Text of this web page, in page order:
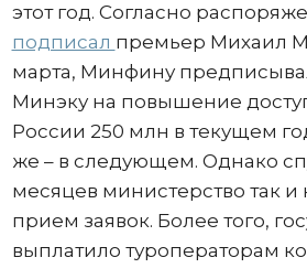
этот год. Согласно
подписал премьер Михаил
марта, Минфину
Минэку на повышение
России 250 млн в текущем
же – в следующем. Однако
месяцев министерство так и
прием заявок. Более того,
выплатило туроператорам